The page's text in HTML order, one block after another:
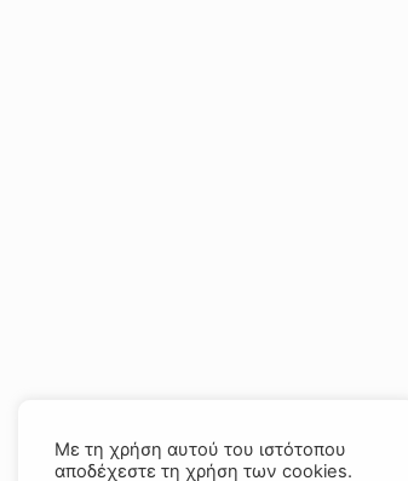
Με τη χρήση αυτού του ιστότοπου
αποδέχεστε τη χρήση των cookies.